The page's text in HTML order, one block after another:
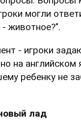
могли
- животное?".
- игроки
на английском
ребенку не
лад